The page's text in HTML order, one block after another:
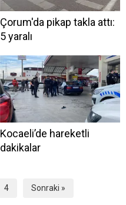
Çorum'da pikap takla attı:
5 yaralı
Kocaeli’de hareketli
dakikalar
4 Sonraki »